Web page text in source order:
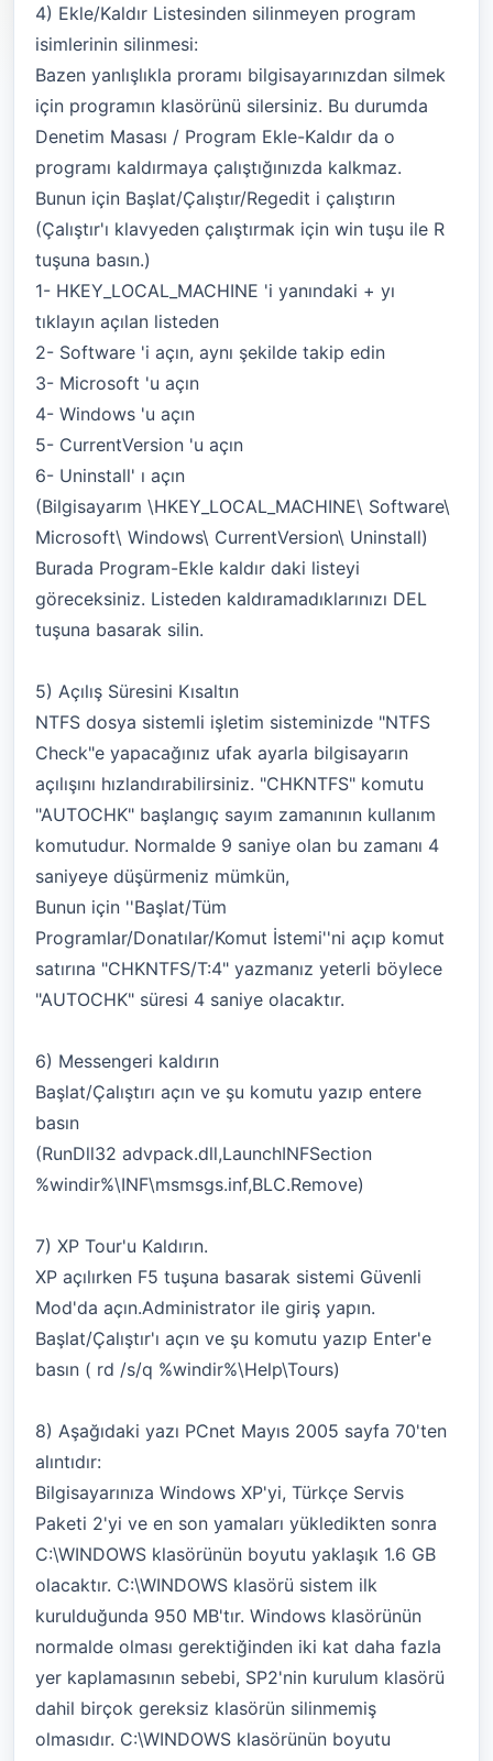
4) Ekle/Kaldır Listesinden silinmeyen program
isimlerinin silinmesi:
Bazen yanlışlıkla proramı bilgisayarınızdan silmek
için programın klasörünü silersiniz. Bu durumda
Denetim Masası / Program Ekle-Kaldır da o
programı kaldırmaya çalıştığınızda kalkmaz.
Bunun için Başlat/Çalıştır/Regedit i çalıştırın
(Çalıştır'ı klavyeden çalıştırmak için win tuşu ile R
tuşuna basın.)
1- HKEY_LOCAL_MACHINE 'i yanındaki + yı
tıklayın açılan listeden
2- Software 'i açın, aynı şekilde takip edin
3- Microsoft 'u açın
4- Windows 'u açın
5- CurrentVersion 'u açın
6- Uninstall' ı açın
(Bilgisayarım \HKEY_LOCAL_MACHINE\ Software\
Microsoft\ Windows\ CurrentVersion\ Uninstall)
Burada Program-Ekle kaldır daki listeyi
göreceksiniz. Listeden kaldıramadıklarınızı DEL
tuşuna basarak silin.
5) Açılış Süresini Kısaltın
NTFS dosya sistemli işletim sisteminizde "NTFS
Check"e yapacağınız ufak ayarla bilgisayarın
açılışını hızlandırabilirsiniz. "CHKNTFS" komutu
"AUTOCHK" başlangıç sayım zamanının kullanım
komutudur. Normalde 9 saniye olan bu zamanı 4
saniyeye düşürmeniz mümkün,
Bunun için ''Başlat/Tüm
Programlar/Donatılar/Komut İstemi''ni açıp komut
satırına "CHKNTFS/T:4" yazmanız yeterli böylece
"AUTOCHK" süresi 4 saniye olacaktır.
6) Messengeri kaldırın
Başlat/Çalıştırı açın ve şu komutu yazıp entere
basın
(RunDll32 advpack.dll,LaunchINFSection
%windir%\INF\msmsgs.inf,BLC.Remove)
7) XP Tour'u Kaldırın.
XP açılırken F5 tuşuna basarak sistemi Güvenli
Mod'da açın.Administrator ile giriş yapın.
Başlat/Çalıştır'ı açın ve şu komutu yazıp Enter'e
basın ( rd /s/q %windir%\Help\Tours)
8) Aşağıdaki yazı PCnet Mayıs 2005 sayfa 70'ten
alıntıdır:
Bilgisayarınıza Windows XP'yi, Türkçe Servis
Paketi 2'yi ve en son yamaları yükledikten sonra
C:\WINDOWS klasörünün boyutu yaklaşık 1.6 GB
olacaktır. C:\WINDOWS klasörü sistem ilk
kurulduğunda 950 MB'tır. Windows klasörünün
normalde olması gerektiğinden iki kat daha fazla
yer kaplamasının sebebi, SP2'nin kurulum klasörü
dahil birçok gereksiz klasörün silinmemiş
olmasıdır. C:\WINDOWS klasörünün boyutu